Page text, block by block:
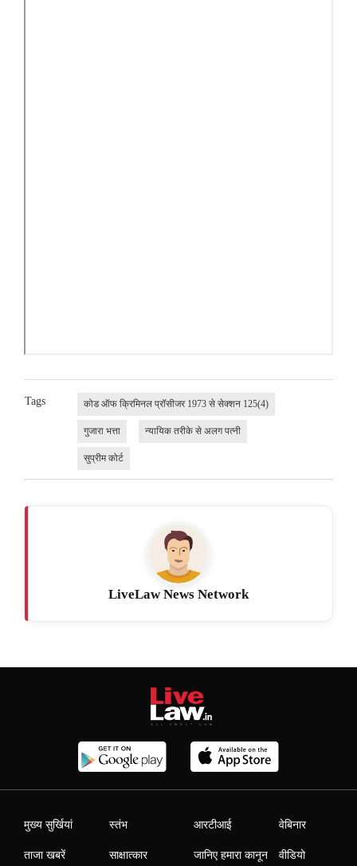
Tags कोड ऑफ क्रिमिनल प्रॉसीजर 1973 से सेक्शन 125(4)
गुजारा भत्ता न्यायिक तरीके से अलग पत्नी
सुप्रीम कोर्ट
LiveLaw News Network
मुख्य सुर्खियां
ताजा खबरें
स्तंभ
साक्षात्कार
आरटीआई
जानिए हमारा कानून
वेबिनार
वीडियो